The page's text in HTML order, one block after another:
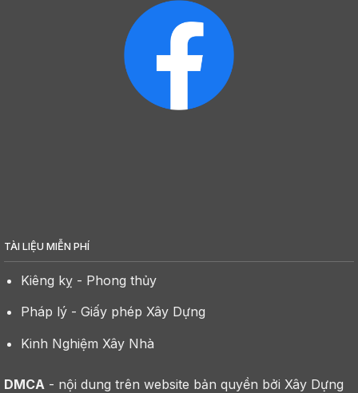
TÀI LIỆU MIỄN PHÍ
Kiêng kỵ - Phong thủy
Pháp lý - Giấy phép Xây Dựng
Kinh Nghiệm Xây Nhà
DMCA - nội dung trên website bản quyền bởi Xây Dựng